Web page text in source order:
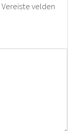
Vereiste velden